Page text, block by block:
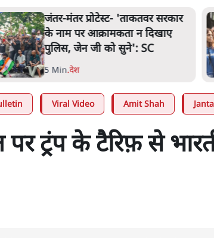
जंतर मंतर प्रोटेस्ट: 'युवाओं को
प्रताड़ित किया जा रहा है, पर मोदी-
शाह में बोलने की हिम्मत नहीं'- राहुल
7 Min.देश
Viral Video Amit Shah
ट्रंप के टैरिफ़ से